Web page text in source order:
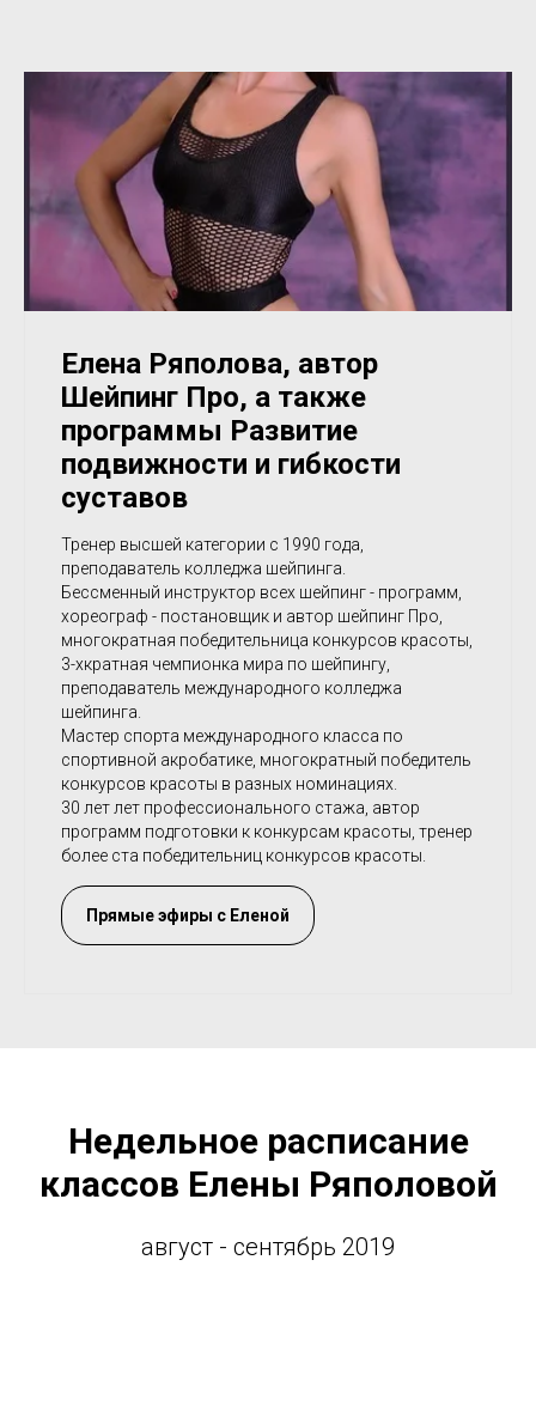
Елена Ряполова, автор
Шейпинг Про, а также
программы Развитие
подвижности и гибкости
суставов
Тренер высшей категории с 1990 года,
преподаватель колледжа шейпинга.
Бессменный инструктор всех шейпинг - программ,
хореограф - постановщик и автор шейпинг Про,
многократная победительница конкурсов красоты,
3-хкратная чемпионка мира по шейпингу,
преподаватель международного колледжа
шейпинга.
Мастер спорта международного класса по
спортивной акробатике, многократный победитель
конкурсов красоты в разных номинациях.
30 лет лет профессионального стажа, автор
программ подготовки к конкурсам красоты, тренер
более ста победительниц конкурсов красоты.
Прямые эфиры с Еленой
Недельное расписание
классов Елены Ряполовой
август - сентябрь 2019